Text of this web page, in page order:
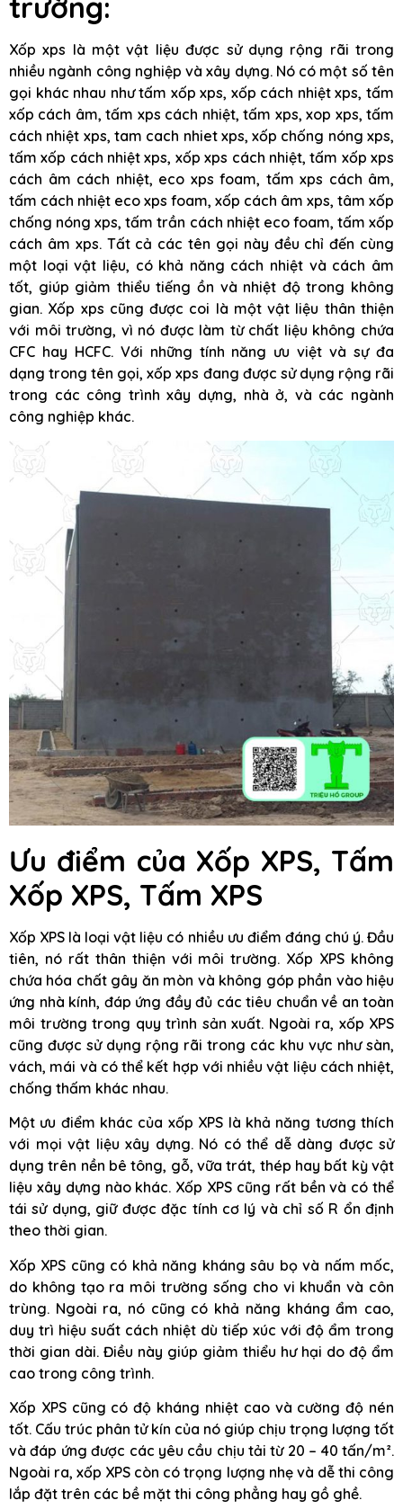
trường:
Xốp xps là một vật liệu được sử dụng rộng rãi trong
nhiều ngành công nghiệp và xây dựng. Nó có một số tên
gọi khác nhau như tấm xốp xps, xốp cách nhiệt xps, tấm
xốp cách âm, tấm xps cách nhiệt, tấm xps, xop xps, tấm
cách nhiệt xps, tam cach nhiet xps, xốp chống nóng xps,
tấm xốp cách nhiệt xps, xốp xps cách nhiệt, tấm xốp xps
cách âm cách nhiệt, eco xps foam, tấm xps cách âm,
tấm cách nhiệt eco xps foam, xốp cách âm xps, tâm xốp
chống nóng xps, tấm trần cách nhiệt eco foam, tấm xốp
cách âm xps. Tất cả các tên gọi này đều chỉ đến cùng
một loại vật liệu, có khả năng cách nhiệt và cách âm
tốt, giúp giảm thiểu tiếng ồn và nhiệt độ trong không
gian. Xốp xps cũng được coi là một vật liệu thân thiện
với môi trường, vì nó được làm từ chất liệu không chứa
CFC hay HCFC. Với những tính năng ưu việt và sự đa
dạng trong tên gọi, xốp xps đang được sử dụng rộng rãi
trong các công trình xây dựng, nhà ở, và các ngành
công nghiệp khác.
Ưu điểm của Xốp XPS, Tấm
Xốp XPS, Tấm XPS
Xốp XPS là loại vật liệu có nhiều ưu điểm đáng chú ý. Đầu
tiên, nó rất thân thiện với môi trường. Xốp XPS không
chứa hóa chất gây ăn mòn và không góp phần vào hiệu
ứng nhà kính, đáp ứng đầy đủ các tiêu chuẩn về an toàn
môi trường trong quy trình sản xuất. Ngoài ra, xốp XPS
cũng được sử dụng rộng rãi trong các khu vực như sàn,
vách, mái và có thể kết hợp với nhiều vật liệu cách nhiệt,
chống thấm khác nhau.
Một ưu điểm khác của xốp XPS là khả năng tương thích
với mọi vật liệu xây dựng. Nó có thể dễ dàng được sử
dụng trên nền bê tông, gỗ, vữa trát, thép hay bất kỳ vật
liệu xây dựng nào khác. Xốp XPS cũng rất bền và có thể
tái sử dụng, giữ được đặc tính cơ lý và chỉ số R ổn định
theo thời gian.
Xốp XPS cũng có khả năng kháng sâu bọ và nấm mốc,
do không tạo ra môi trường sống cho vi khuẩn và côn
trùng. Ngoài ra, nó cũng có khả năng kháng ẩm cao,
duy trì hiệu suất cách nhiệt dù tiếp xúc với độ ẩm trong
thời gian dài. Điều này giúp giảm thiểu hư hại do độ ẩm
cao trong công trình.
Xốp XPS cũng có độ kháng nhiệt cao và cường độ nén
tốt. Cấu trúc phân tử kín của nó giúp chịu trọng lượng tốt
và đáp ứng được các yêu cầu chịu tải từ 20 – 40 tấn/m².
Ngoài ra, xốp XPS còn có trọng lượng nhẹ và dễ thi công
lắp đặt trên các bề mặt thi công phẳng hay gồ ghề.